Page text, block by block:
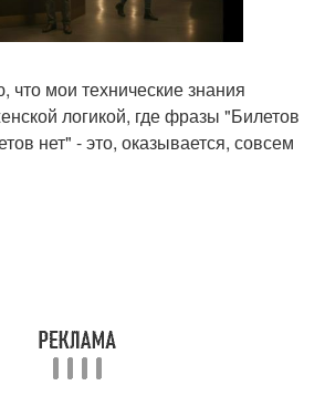
мои технические знания
логикой, где фразы "Билетов
нет" - это, оказывается, совсем